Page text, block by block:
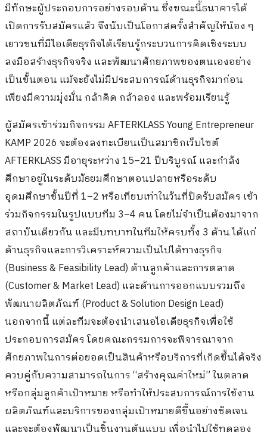
มีทักษะผู้ประกอบการอย่างรอบด้าน ซึ่งขณะนี้ธนาคารได้
เปิดการรับสมัครแล้ว จึงนับเป็นโอกาสครั้งสำคัญให้น้อง ๆ
เยาวชนที่มีไอเดียธุรกิจได้เรียนรู้กระบวนการคิดเชิงระบบ
ลงมือสร้างธุรกิจจริง และพัฒนาศักยภาพของตนเองอย่าง
เป็นขั้นตอน แม้จะยังไม่มีประสบการณ์ด้านธุรกิจมาก่อน
เพียงมีความมุ่งมั่น กล้าคิด กล้าลอง และพร้อมเรียนรู้
ผู้สมัครเข้าร่วมกิจกรรม AFTERKLASS Young Entrepreneur
KAMP 2026 จะต้องลงทะเบียนเป็นสมาชิกเว็บไซต์
AFTERKLASS มีอายุระหว่าง 15–21 ปีบริบูรณ์ และกำลัง
ศึกษาอยู่ในระดับมัธยมศึกษาตอนปลายหรือระดับ
อุดมศึกษาชั้นปีที่ 1–2 หรือเทียบเท่าในวันที่ปิดรับสมัคร เข้า
ร่วมกิจกรรมในรูปแบบทีม 3–4 คน โดยไม่จำเป็นต้องมาจาก
สถาบันเดียวกัน และมีบทบาทในทีมให้ครบทั้ง 3 ด้าน ได้แก่
ด้านธุรกิจและการวิเคราะห์ความเป็นไปได้ทางธุรกิจ
(Business & Feasibility Lead) ด้านลูกค้าและการตลาด
(Customer & Market Lead) และด้านการออกแบบรวมถึง
พัฒนาผลิตภัณฑ์ (Product & Solution Design Lead)
นอกจากนี้ แต่ละทีมจะต้องนำเสนอไอเดียธุรกิจเพื่อใช้
ประกอบการสมัคร โดยคณะกรรมการจะพิจารณาจาก
ศักยภาพในการต่อยอดเป็นสินค้าหรือบริการที่เกิดขึ้นได้จริง
ควบคู่กับความสามารถในการ “สร้างคุณค่าใหม่” ในตลาด
หรือกลุ่มลูกค้าเป้าหมาย หรือทำให้ประสบการณ์การใช้งาน
ผลิตภัณฑ์และบริการของกลุ่มเป้าหมายดีขึ้นอย่างชัดเจน
และจะต้องพัฒนาเป็นชิ้นงานต้นแบบ เพื่อนำไปใช้ทดลอง